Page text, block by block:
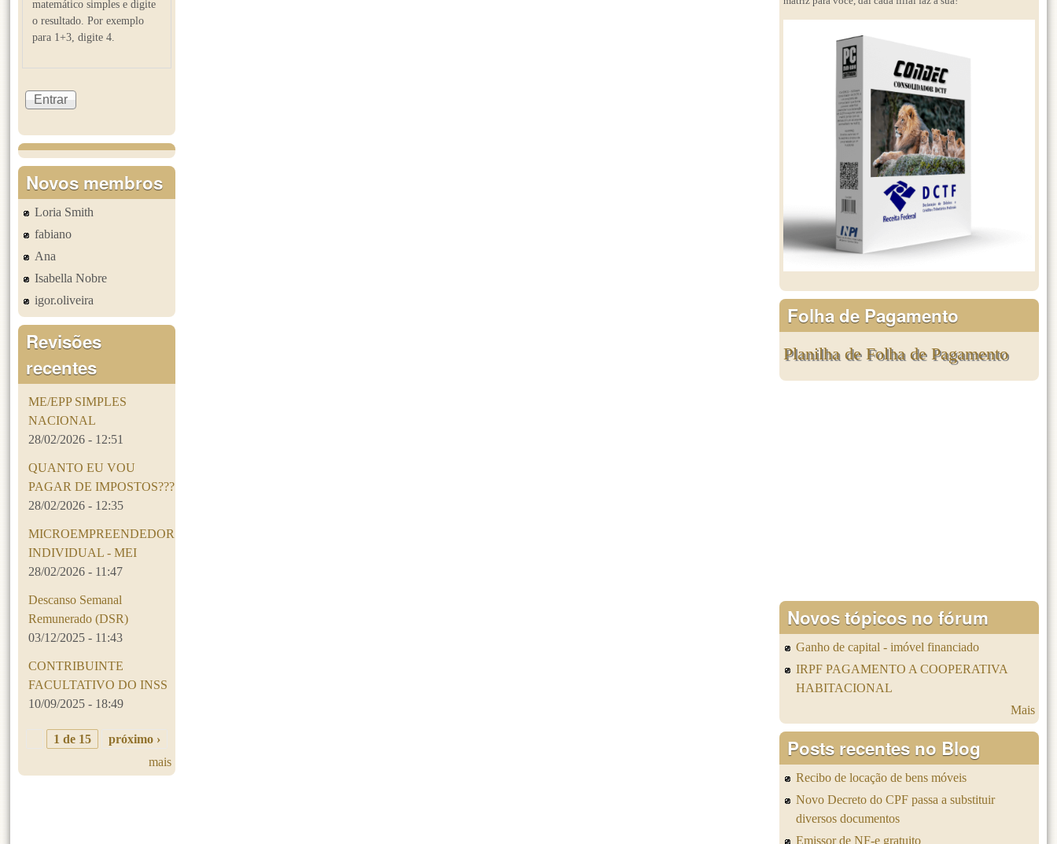
matemático simples e digite
o resultado. Por exemplo
para 1+3, digite 4.
Novos membros
Loria Smith
fabiano
Ana
Isabella Nobre
igor.oliveira
Revisões
recentes
ME/EPP SIMPLES
NACIONAL
28/02/2026 - 12:51
QUANTO EU VOU
PAGAR DE IMPOSTOS???
28/02/2026 - 12:35
MICROEMPREENDEDOR
INDIVIDUAL - MEI
28/02/2026 - 11:47
Descanso Semanal
Remunerado (DSR)
03/12/2025 - 11:43
CONTRIBUINTE
FACULTATIVO DO INSS
10/09/2025 - 18:49
1 de 15
próximo ›
mais
Folha de Pagamento
Planilha de Folha de Pagamento
Novos tópicos no fórum
Ganho de capital - imóvel financiado
IRPF PAGAMENTO A COOPERATIVA
HABITACIONAL
Mais
Posts recentes no Blog
Recibo de locação de bens móveis
Novo Decreto do CPF passa a substituir
diversos documentos
Emissor de NF-e gratuito